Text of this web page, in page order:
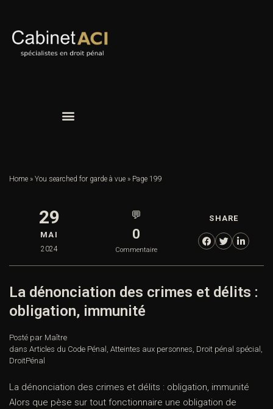
Home » You searched for garde à vue » Page 199
29
MAI
2024
💬
0
Commentaire
SHARE
La dénonciation des crimes et délits :
obligation, immunité
Posté par Maître
dans Articles du Code Pénal , Atteintes aux personnes, Droit pénal spécial ,
DroitPénal
La dénonciation des crimes et délits : obligation, immunité
Alors que pèse sur tout fonctionnaire une obligation de